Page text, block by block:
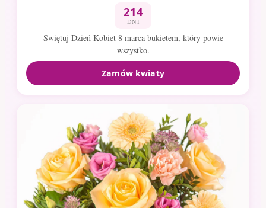
214
DNI
Świętuj Dzień Kobiet 8 marca bukietem, który powie
wszystko.
Zamów kwiaty